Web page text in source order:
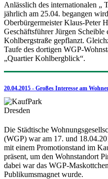
Anlässlich des internationalen „
jährlich am 25.04. begangen
Oberbürgermeister Klaus-Peter
Geschäftsführer Jürgen
Kohlbergstraße gepflanzt.
Taufe des dortigen WGP-
„Quartier Kohlbergblick“.
20.04.2015 - Großes Interesse am
Die Städtische
(WGP) war am 17. und
mit einem Promotionstand im
präsent, um den Wohnstandort
dabei war das WGP-
Publikumsmagnet wurde.